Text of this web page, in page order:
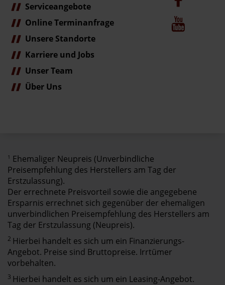
Serviceangebote
Online Terminanfrage
Unsere Standorte
Karriere und Jobs
Unser Team
Über Uns
1 Ehemaliger Neupreis (Unverbindliche
Preisempfehlung des Herstellers am Tag der
Erstzulassung).
Der errechnete Preisvorteil sowie die angegebene
Ersparnis errechnet sich gegenüber der ehemaligen
unverbindlichen Preisempfehlung des Herstellers am
Tag der Erstzulassung (Neupreis).
2 Hierbei handelt es sich um ein Finanzierungs-
Angebot. Preise sind Bruttopreise. Irrtümer
vorbehalten.
3 Hierbei handelt es sich um ein Leasing-Angebot.